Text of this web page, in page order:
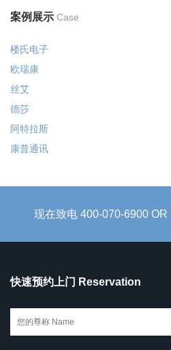
案例展示 Case
楼氏电子
欧瑞康
丝艾
德莎
阿特拉斯
康普通讯
现在致电 400-070-6900
快速预约上门 Reservation